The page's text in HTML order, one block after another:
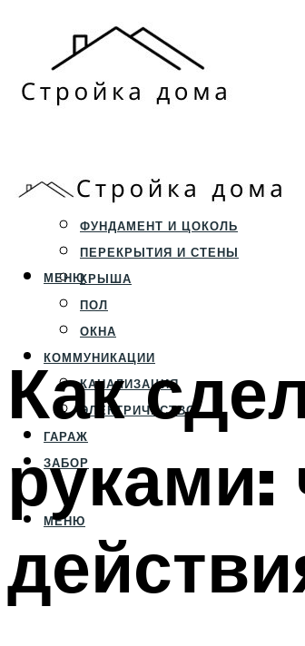
СТРОИТЕЛЬСТВО
ФУНДАМЕНТ И ЦОКОЛЬ
ПЕРЕКРЫТИЯ И СТЕНЫ
КРЫША
ПОЛ
ОКНА
КОММУНИКАЦИИ
КАНАЛИЗАЦИЯ
ЭЛЕКТРИЧЕСТВО
ГАРАЖ
ЗАБОР
МЕНЮ
МЕНЮ
Как
руками: